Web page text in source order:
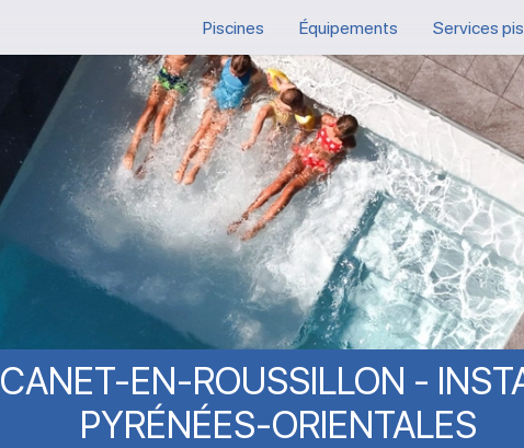
Piscines Équipements Services
CANET-EN-ROUSSILLON -
PYRÉNÉES-ORIENTALES